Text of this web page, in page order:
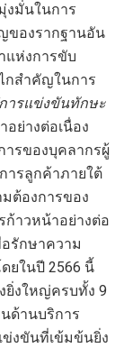
งมั่นในการ
ของรากฐานอัน
แห่งการขับ
กสำคัญในการ
การแข่งขันทักษะ
ย่างต่อเนื่อง
รของบุคลากรผู้
ารลูกค้าภายใต้
ต้องการของ
าวหน้าอย่างต่อ
อรักษาความ
ยในปี 2566 นี้
ยิ่งใหญ่ครบทั้ง 9
ด้านบริการ
งขันที่เข้มข้นยิ่ง